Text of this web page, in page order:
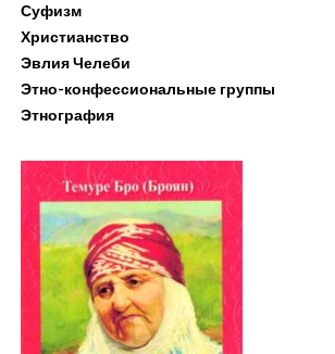
Суфизм
Христианство
Эвлия Челеби
Этно-конфессиональные группы
Этнография